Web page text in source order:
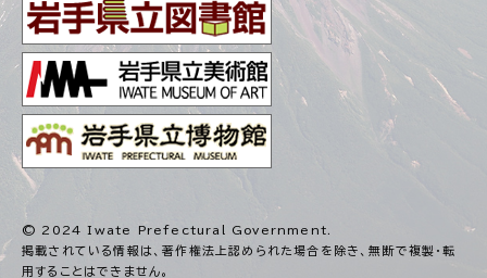
© 2024 Iwate Prefectural Government.
掲載されている情報は、著作権法上認められた場合を除き、無断で複製・転
用することはできません。